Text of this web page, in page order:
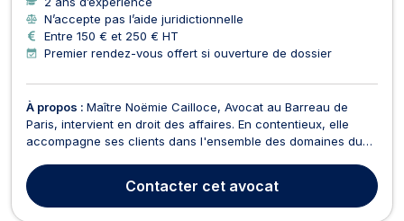
N’accepte pas l’aide juridictionnelle
Entre 150 € et 250 € HT
Premier rendez-vous offert si ouverture de dossier
À propos : Maître Noëmie Cailloce, Avocat au Barreau de
Paris, intervient en droit des affaires. En contentieux, elle
accompagne ses clients dans l'ensemble des domaines du
devant les juridictions. Son expertise couvre notamment le
droit commercial, le droit des sociétés, ...
Contacter cet avocat